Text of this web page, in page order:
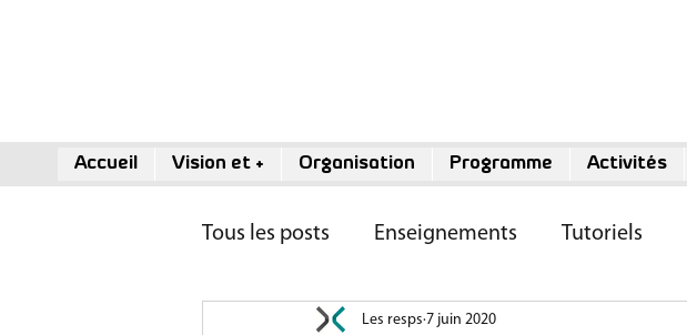
Accueil Vision et + Organisation Programme Activités
Tous les posts Enseignements Tutoriels
Jeunesse Activités
Les resps 7 juin 2020